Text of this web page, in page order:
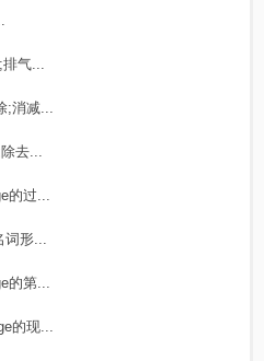
排气...
;消减...
去...
的过...
词形...
的第...
的现...